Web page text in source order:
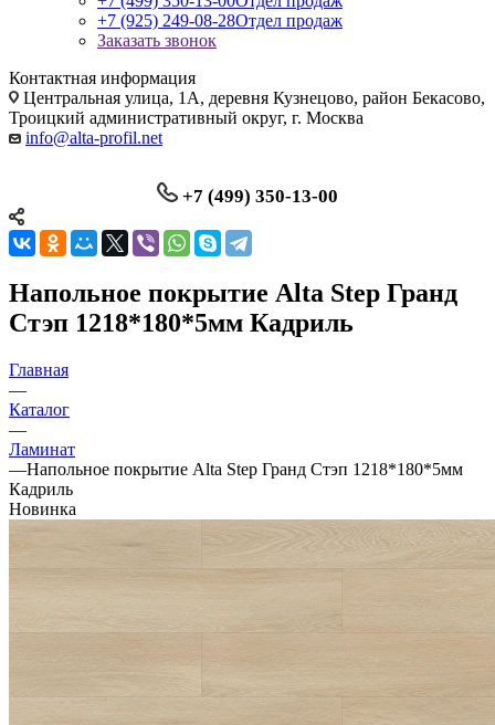
+7 (925) 249-08-28Отдел продаж
Заказать звонок
Контактная информация
Центральная улица, 1А, деревня Кузнецово, район Бекасово,
Троицкий административный округ, г. Москва
info@alta-profil.net
+7 (499) 350-13-00
Напольное покрытие Alta Step Гранд
Стэп 1218*180*5мм Кадриль
Главная
—
Каталог
—
Ламинат
—Напольное покрытие Alta Step Гранд Стэп 1218*180*5мм
Кадриль
Новинка